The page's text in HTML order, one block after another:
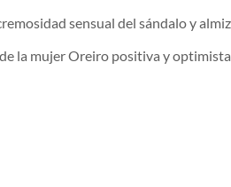
sensual del sándalo y
la mujer Oreiro positiva y optimista